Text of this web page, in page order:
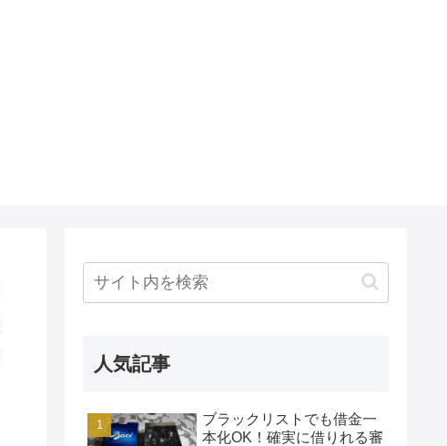
人気記事
ブラックリストでも借金一
本化OK！確実に借りれる審